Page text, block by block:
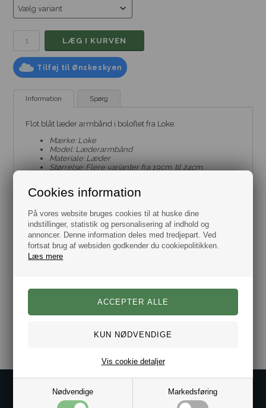
Cookies information
På vores website bruges cookies til at huske dine
indstillinger, statistik og personalisering af indhold og
annoncer. Denne information deles med tredjepart. Ved
fortsat brug af websiden godkender du cookiepolitikken.
Læs mere
Nødvendige Markedsføring
Vis cookie detaljer
Tilføj til Ønskeskyen
Information Spørg
Flot blåt læder armbånd i boloflet fra Loke.
Mærke: Loke
Model: Læderarmbånd
Materiale: Læder
Størrelse: Flere varianter fra 19cm. til 24cm.
Varenr.:10012068